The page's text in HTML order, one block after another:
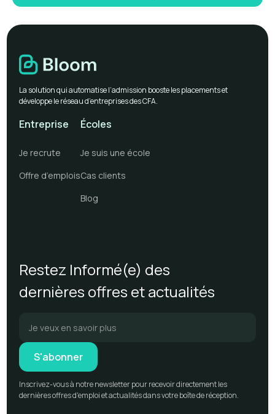
Restez Informé(e) des
dernières offres et actualités
Inscrivez-vous à notre newsletter pour recevoir directement les
dernières offres d'emploi et actualités dans votre boîte de réception.
La solution qui automatise l’admission booste les placements et
développe le réseau d’entreprises des CFA.
Entreprise
Je recrute
Offre d’emplois
Écoles
Je suis une école
Cas clients
Blog